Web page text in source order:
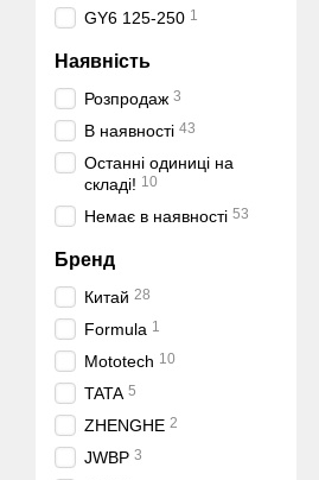
GY6 125-250 1
Наявність
Розпродаж 3
В наявності 43
Останні одиниці на
складі! 10
Немає в наявності 53
Бренд
Китай 28
Formula 1
Mototech 10
TATA 5
ZHENGHE 2
JWBP 3